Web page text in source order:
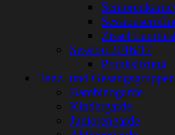
Zissel
Session 2016/17
Prunksitzung
Tanz- und Gesangsgruppen
Bambinogarde
Kindergarde
Juniorengarde